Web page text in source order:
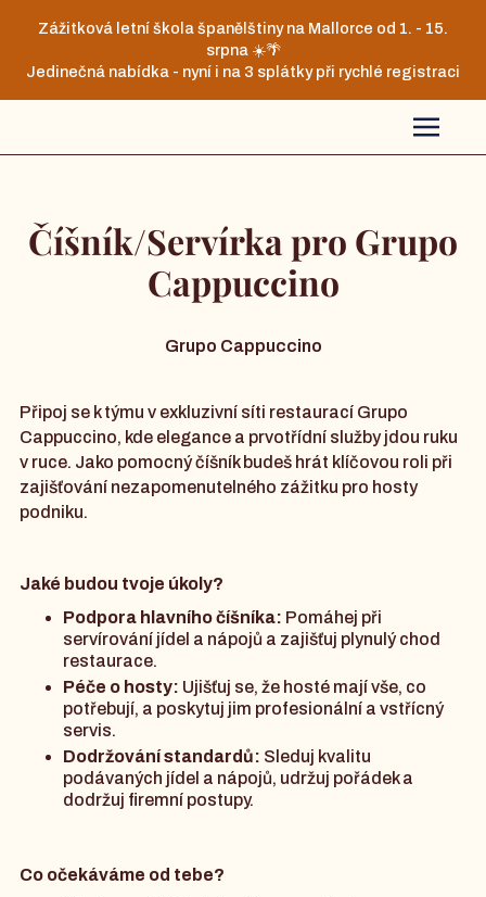
Zážitková letní škola španělštiny na Mallorce od 1. - 15.
srpna ☀️🌴
Jedinečná nabídka - nyní i na 3 splátky při rychlé registraci
Číšník/Servírka pro Grupo
Cappuccino
Grupo Cappuccino
Připoj se k týmu v exkluzivní síti restaurací Grupo
Cappuccino, kde elegance a prvotřídní služby jdou ruku
v ruce. Jako pomocný číšník budeš hrát klíčovou roli při
zajišťování nezapomenutelného zážitku pro hosty
podniku.
Jaké budou tvoje úkoly?
Podpora hlavního číšníka: Pomáhej při
servírování jídel a nápojů a zajišťuj plynulý chod
restaurace.
Péče o hosty: Ujišťuj se, že hosté mají vše, co
potřebují, a poskytuj jim profesionální a vstřícný
servis.
Dodržování standardů: Sleduj kvalitu
podávaných jídel a nápojů, udržuj pořádek a
dodržuj firemní postupy.
Co očekáváme od tebe?